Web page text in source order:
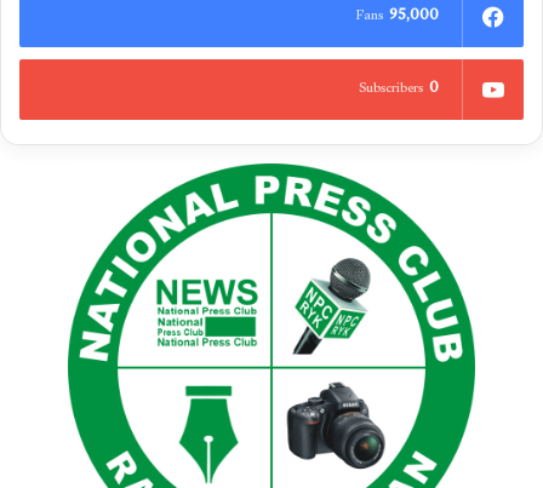
95,000
Fans
0
Subscribers